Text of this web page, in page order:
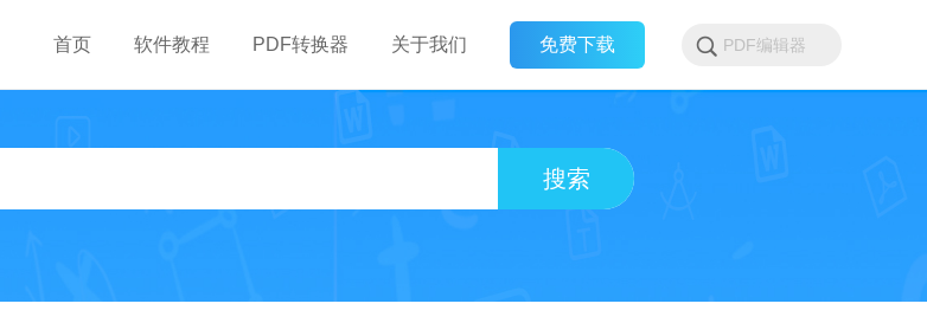
首页 软件教程 PDF转换器 关于我们 免费下载
搜索